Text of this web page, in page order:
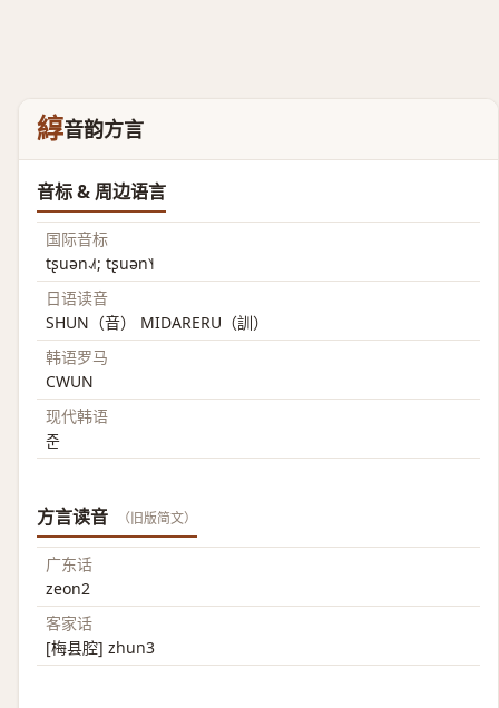
綧音韵方言
音标 & 周边语言
国际音标
tʂuən˨˩˦; tʂuən˥˧
日语读音
SHUN（音） MIDARERU（訓）
韩语罗马
CWUN
现代韩语
준
方言读音 （旧版简文）
广东话
zeon2
客家话
[梅县腔] zhun3